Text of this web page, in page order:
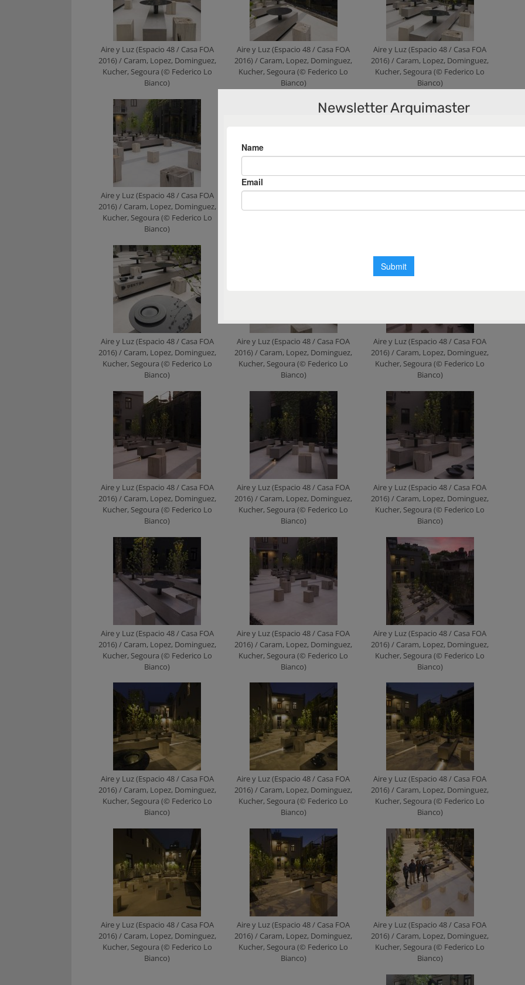
Aire y Luz (Espacio 48 / Casa FOA
2016) / Caram, Lopez, Dominguez,
Kucher, Segoura (© Federico Lo
Bianco)
Aire y Luz (Espacio 48 / Casa FOA
2016) / Caram, Lopez, Dominguez,
Kucher, Segoura (© Federico Lo
Bianco)
Aire y Luz (Espacio 48 / Casa FOA
2016) / Caram, Lopez, Dominguez,
Kucher, Segoura (© Federico Lo
Bianco)
Aire y Luz (Espacio 48 / Casa FOA
2016) / Caram, Lopez, Dominguez,
Kucher, Segoura (© Federico Lo
Bianco)
Aire y Luz (Espacio 48 / Casa FOA
2016) / Caram, Lopez, Dominguez,
Aire y Luz (Espacio 48 / Casa FOA
2016) / Caram, Lopez, Dominguez,
Kucher, Segoura (© Federico Lo
Bianco)
Aire y Luz (Espacio 48 / Casa FOA
2016) / Caram, Lopez, Dominguez,
Kucher, Segoura (© Federico Lo
Bianco)
Aire y Luz (Espacio 48 / Casa FOA
2016) / Caram, Lopez, Dominguez,
Kucher, Segoura (© Federico Lo
Bianco)
Aire y Luz (Espacio 48 / Casa FOA
2016) / Caram, Lopez, Dominguez,
Kucher, Segoura (© Federico Lo
Bianco)
Aire y Luz (Espacio 48 / Casa FOA
2016) / Caram, Lopez, Dominguez,
Kucher, Segoura (© Federico Lo
Bianco)
Aire y Luz (Espacio 48 / Casa FOA
2016) / Caram, Lopez, Dominguez,
Kucher, Segoura (© Federico Lo
Bianco)
Aire y Luz (Espacio 48 / Casa FOA
2016) / Caram, Lopez, Dominguez,
Kucher, Segoura (© Federico Lo
Bianco)
Aire y Luz (Espacio 48 / Casa FOA
2016) / Caram, Lopez, Dominguez,
Kucher, Segoura (© Federico Lo
Bianco)
Aire y Luz (Espacio 48 / Casa FOA
2016) / Caram, Lopez, Dominguez,
Kucher, Segoura (© Federico Lo
Bianco)
Aire y Luz (Espacio 48 / Casa FOA
2016) / Caram, Lopez, Dominguez,
Kucher, Segoura (© Federico Lo
Bianco)
Aire y Luz (Espacio 48 / Casa FOA
2016) / Caram, Lopez, Dominguez,
Kucher, Segoura (© Federico Lo
Bianco)
Aire y Luz (Espacio 48 / Casa FOA
2016) / Caram, Lopez, Dominguez,
Kucher, Segoura (© Federico Lo
Bianco)
Aire y Luz (Espacio 48 / Casa FOA
2016) / Caram, Lopez, Dominguez,
Kucher, Segoura (© Federico Lo
Bianco)
Aire y Luz (Espacio 48 / Casa FOA
2016) / Caram, Lopez, Dominguez,
Kucher, Segoura (© Federico Lo
Bianco)
Aire y Luz (Espacio 48 / Casa FOA
2016) / Caram, Lopez, Dominguez,
Kucher, Segoura (© Federico Lo
Bianco)
Newsletter Arquimaster